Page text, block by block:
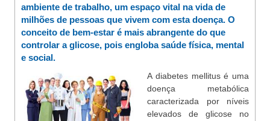
ambiente de trabalho, um espaço vital na vida de
milhões de pessoas que vivem com esta doença. O
conceito de bem-estar é mais abrangente do que
controlar a glicose, pois engloba saúde física, mental
e social.
A diabetes mellitus é uma
doença metabólica
caracterizada por níveis
elevados de glicose no